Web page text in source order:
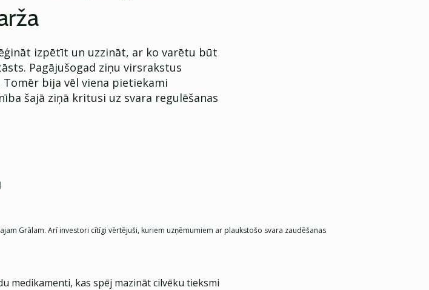
izpētīt un uzzināt, ar ko varētu būt
Pagājušogad ziņu virsrakstus
bija vēl viena pietiekami
šajā ziņā kritusi uz svara regulēšanas
Grālam. Arī investori cītīgi vērtējuši, kuriem uzņēmumiem ar plaukstošo svara zaudēšanas
medikamenti, kas spēj mazināt cilvēku tieksmi